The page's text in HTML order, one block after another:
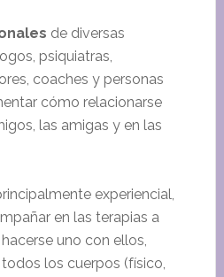
de diversas
psiquiatras,
coaches y personas
cómo relacionarse
las amigas y en las
experiencial,
en las terapias a
uno con ellos,
los cuerpos (físico,